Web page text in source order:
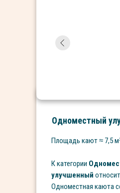
Площадь кают ≈ 7,5
К категории
улучшенный
Одноместная каюта
Одноместный